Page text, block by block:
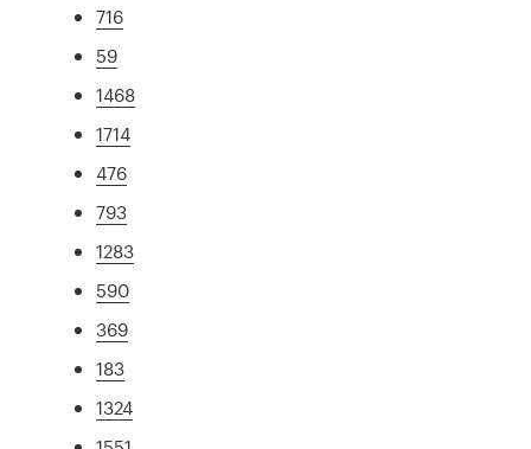
716
59
1468
1714
476
793
1283
590
369
183
1324